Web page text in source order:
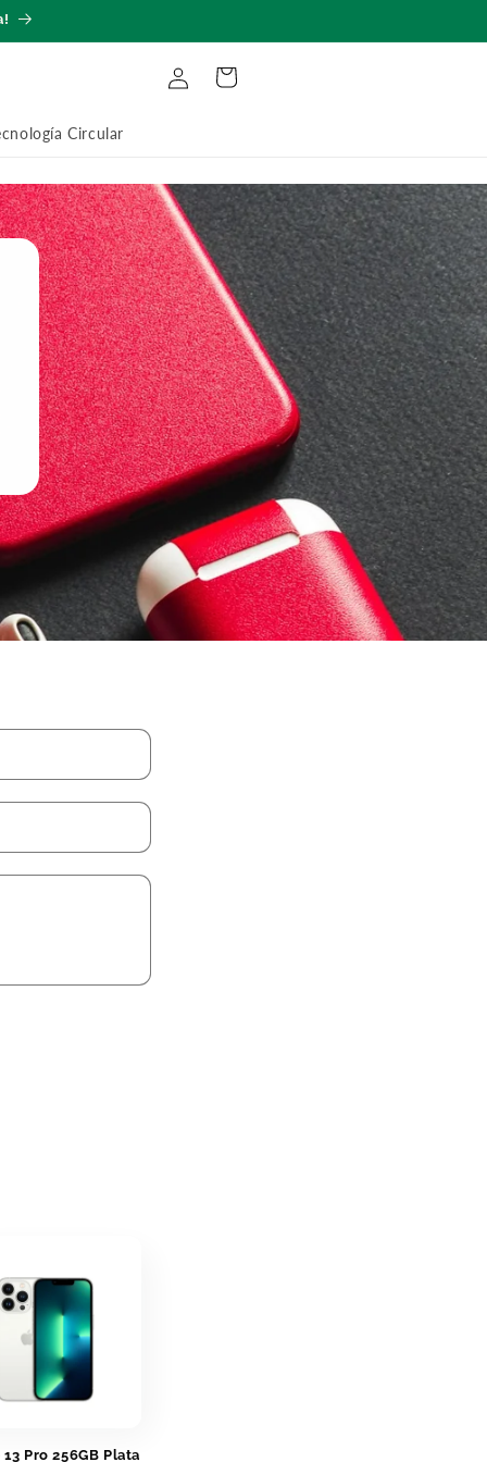
Circular
sesión
Carrito
Pro 256GB Plata